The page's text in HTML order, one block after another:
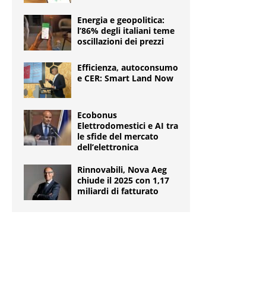
Energia e geopolitica:
l’86% degli italiani teme
oscillazioni dei prezzi
Efficienza, autoconsumo
e CER: Smart Land Now
Ecobonus
Elettrodomestici e AI tra
le sfide del mercato
dell’elettronica
Rinnovabili, Nova Aeg
chiude il 2025 con 1,17
miliardi di fatturato